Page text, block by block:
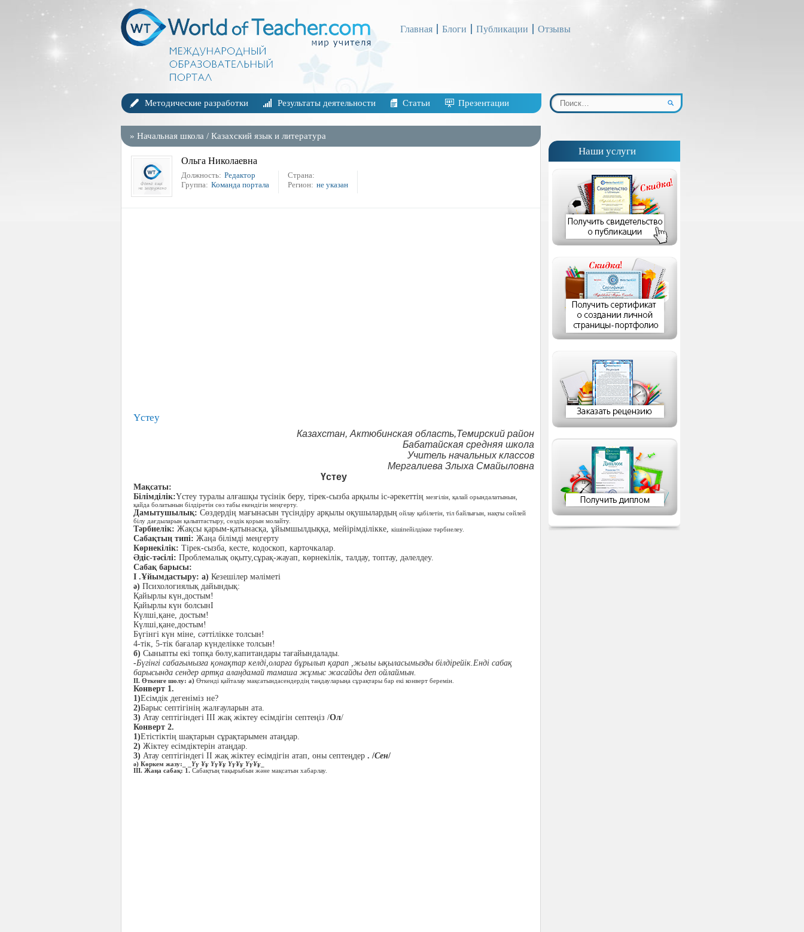
Главная Блоги Публикации Отзывы
Методические разработки Результаты деятельности Статьи Презентации
» Начальная школа / Казахский язык и литература
Ольга Николаевна
Должность: Редактор
Группа: Команда портала
Страна:
Регион: не указан
Үстеу
Казахстан, Актюбинская область,Темирский район
Бабатайская средняя школа
Учитель начальных классов
Мергалиева Злыха Смайыловна
Үстеу
Мақсаты:
Білімділік:Үстеу туралы алғашқы түсінік беру, тірек-сызба арқылы іс-әрекеттің мезгілін, қалай орындалатынын,
қайда болатынын білдіретін сөз табы екендігін меңгерту.
Дамытушылық: Сөздердің мағынасын түсіндіру арқылы оқушылардың ойлау қабілетін, тіл байлығын, нақты сөйлей
білу дағдыларын қалыптастыру, сөздік қорын молайту.
Тәрбиелік: Жақсы қарым-қатынасқа, ұйымшылдыққа, мейірімділікке, кішіпейілдікке тәрбиелеу.
Сабақтың типі: Жаңа білімді меңгерту
Көрнекілік: Тірек-сызба, кесте, кодоскоп, карточкалар.
Әдіс-тәсілі: Проблемалық оқыту,сұрақ-жауап, көрнекілік, талдау, топтау, дәлелдеу.
Сабақ барысы:
І .Ұйымдастыру: а) Кезешілер мәліметі
ә) Психологиялық дайындық:
Қайырлы күн,достым!
Қайырлы күн болсынІ
Күлші,қане, достым!
Күлші,қане,достым!
Бүгінгі күн міне, сәттілікке толсын!
4-тік, 5-тік бағалар күнделікке толсын!
б) Сыныпты екі топқа бөлу,капитандары тағайындалады.
-Бүгінгі сабағымызға қонақтар келді,оларға бұрылып қарап ,жылы ықыласымызды білдірейік.Енді сабақ
барысында сендер артқа алаңдамай тамаша жұмыс жасайды деп ойлаймын.
ІІ. Өткенге шолу: а) Өткенді қайталау мақсатындасендердің таңдауларыңа сұрақтары бар екі конверт беремін.
Конверт 1.
1)Есімдік дегеніміз не?
2)Барыс септігінің жалғауларын ата.
3) Атау септігіндегі ІІІ жақ жіктеу есімдігін септеңіз /Ол/
Конверт 2.
1)Етістіктің шақтарын сұрақтарымен атаңдар.
2) Жіктеу есімдіктерін атаңдар.
3) Атау септігіндегі ІІ жақ жіктеу есімдігін атап, оны септеңдер . /Сен/
ә) Көркем жазу:_ _ Үү Ұұ ҮүҰұ ҮүҰұ ҮүҰұ
ІІІ. Жаңа сабақ: 1. Сабақтың тақырыбын және мақсатын хабарлау.
Наши услуги